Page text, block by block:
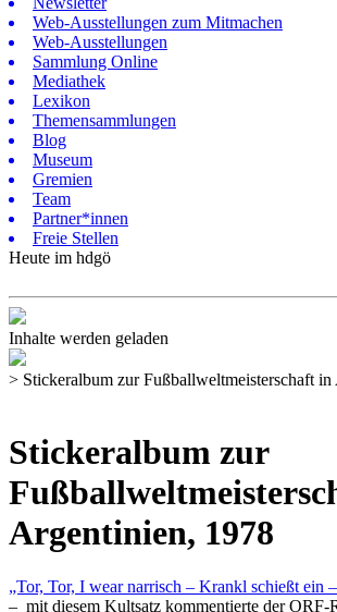
Web-Ausstellungen zum Mitmachen
Web-Ausstellungen
Sammlung Online
Mediathek
Lexikon
Themensammlungen
Blog
Museum
Gremien
Team
Partner*innen
Freie Stellen
Heute im hdgö
Inhalte werden geladen
> Stickeralbum zur Fußballweltmeisterschaft
Stickeralbum zur
Argentinien, 1978
„Tor, Tor, I wear narrisch – Krankl schießt ein
– mit diesem Kultsatz kommentierte der ORF-